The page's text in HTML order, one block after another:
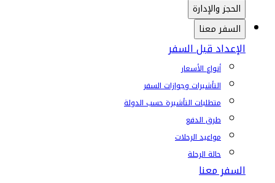
الحجز والإدارة
السفر معنا
الإعداد قبل السفر
أنواع الأسعار
التأشيرات وجوازات السفر
متطلبات التأشيرة حسب الدولة
طرق الدفع
مواعيد الرحلات
حالة الرحلة
السفر معنا